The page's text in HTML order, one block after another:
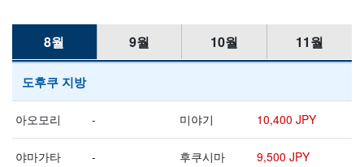
8월 9월 10월 11월
도후쿠 지방
아오모리 - 미야기 10,400 JPY
야마가타 - 후쿠시마 9,500 JPY